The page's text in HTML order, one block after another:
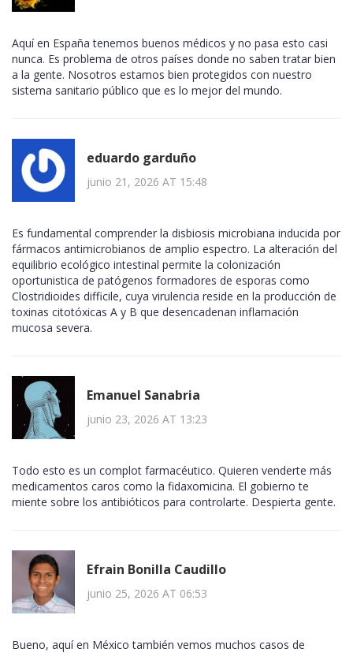
Aquí en España tenemos buenos médicos y no pasa esto casi
nunca. Es problema de otros países donde no saben tratar bien
a la gente. Nosotros estamos bien protegidos con nuestro
sistema sanitario público que es lo mejor del mundo.
eduardo garduño
junio 21, 2026 AT 15:48
Es fundamental comprender la disbiosis microbiana inducida por
fármacos antimicrobianos de amplio espectro. La alteración del
equilibrio ecológico intestinal permite la colonización
oportunistica de patógenos formadores de esporas como
Clostridioides difficile, cuya virulencia reside en la producción de
toxinas citotóxicas A y B que desencadenan inflamación
mucosa severa.
Emanuel Sanabria
junio 23, 2026 AT 13:23
Todo esto es un complot farmacéutico. Quieren venderte más
medicamentos caros como la fidaxomicina. El gobierno te
miente sobre los antibióticos para controlarte. Despierta gente.
Efrain Bonilla Caudillo
junio 25, 2026 AT 06:53
Bueno, aquí en México también vemos muchos casos de